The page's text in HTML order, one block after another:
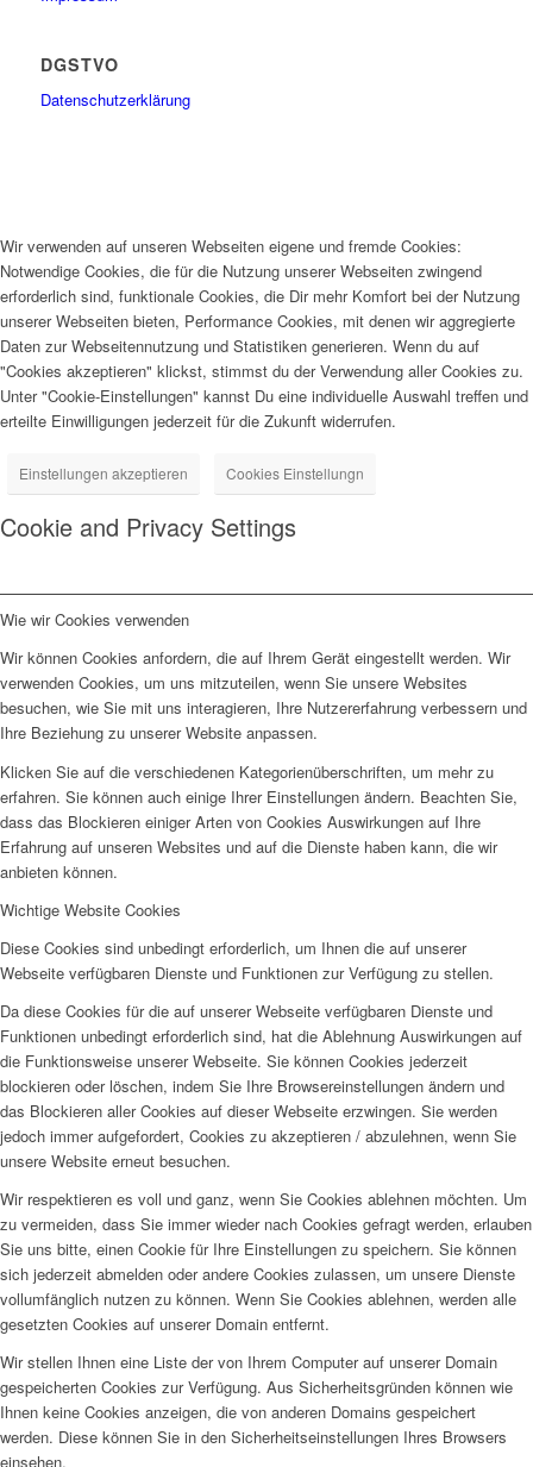
DGSTVO
Datenschutzerklärung
Wir verwenden auf unseren Webseiten eigene und fremde Cookies:
Notwendige Cookies, die für die Nutzung unserer Webseiten zwingend
erforderlich sind, funktionale Cookies, die Dir mehr Komfort bei der Nutzung
unserer Webseiten bieten, Performance Cookies, mit denen wir aggregierte
Daten zur Webseitennutzung und Statistiken generieren. Wenn du auf
"Cookies akzeptieren" klickst, stimmst du der Verwendung aller Cookies zu.
Unter "Cookie-Einstellungen" kannst Du eine individuelle Auswahl treffen und
erteilte Einwilligungen jederzeit für die Zukunft widerrufen.
Einstellungen akzeptieren Cookies Einstellungn
Cookie and Privacy Settings
Wie wir Cookies verwenden
Wir können Cookies anfordern, die auf Ihrem Gerät eingestellt werden. Wir
verwenden Cookies, um uns mitzuteilen, wenn Sie unsere Websites
besuchen, wie Sie mit uns interagieren, Ihre Nutzererfahrung verbessern und
Ihre Beziehung zu unserer Website anpassen.
Klicken Sie auf die verschiedenen Kategorienüberschriften, um mehr zu
erfahren. Sie können auch einige Ihrer Einstellungen ändern. Beachten Sie,
dass das Blockieren einiger Arten von Cookies Auswirkungen auf Ihre
Erfahrung auf unseren Websites und auf die Dienste haben kann, die wir
anbieten können.
Wichtige Website Cookies
Diese Cookies sind unbedingt erforderlich, um Ihnen die auf unserer
Webseite verfügbaren Dienste und Funktionen zur Verfügung zu stellen.
Da diese Cookies für die auf unserer Webseite verfügbaren Dienste und
Funktionen unbedingt erforderlich sind, hat die Ablehnung Auswirkungen auf
die Funktionsweise unserer Webseite. Sie können Cookies jederzeit
blockieren oder löschen, indem Sie Ihre Browsereinstellungen ändern und
das Blockieren aller Cookies auf dieser Webseite erzwingen. Sie werden
jedoch immer aufgefordert, Cookies zu akzeptieren / abzulehnen, wenn Sie
unsere Website erneut besuchen.
Wir respektieren es voll und ganz, wenn Sie Cookies ablehnen möchten. Um
zu vermeiden, dass Sie immer wieder nach Cookies gefragt werden, erlauben
Sie uns bitte, einen Cookie für Ihre Einstellungen zu speichern. Sie können
sich jederzeit abmelden oder andere Cookies zulassen, um unsere Dienste
vollumfänglich nutzen zu können. Wenn Sie Cookies ablehnen, werden alle
gesetzten Cookies auf unserer Domain entfernt.
Wir stellen Ihnen eine Liste der von Ihrem Computer auf unserer Domain
gespeicherten Cookies zur Verfügung. Aus Sicherheitsgründen können wie
Ihnen keine Cookies anzeigen, die von anderen Domains gespeichert
werden. Diese können Sie in den Sicherheitseinstellungen Ihres Browsers
einsehen.